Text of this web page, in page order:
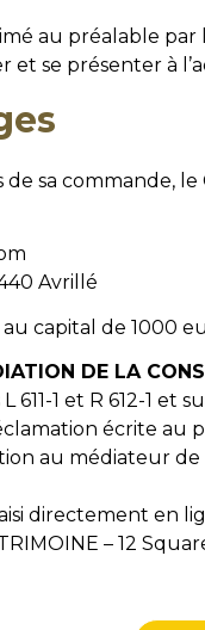
au préalable
se présenter à
sa commande,
Avrillé
capital de 1000
DE LA
611-1 et R 612-1
écrite au
au médiateur de
directement en
– 12